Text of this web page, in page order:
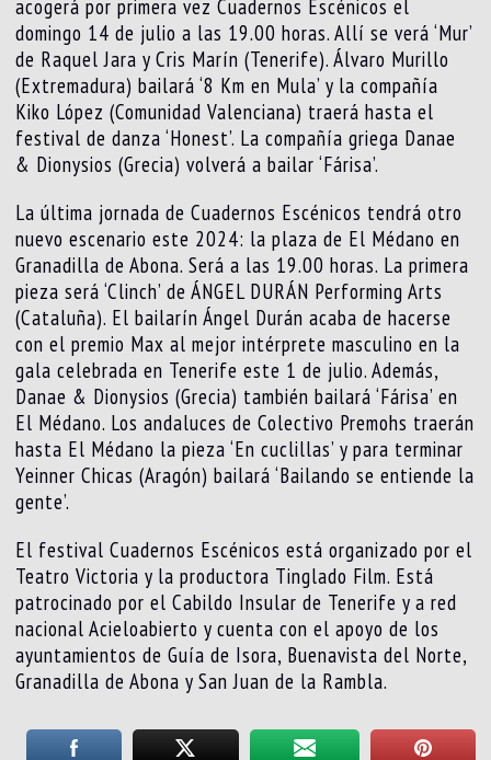
acogerá por primera vez Cuadernos Escénicos el
domingo 14 de julio a las 19.00 horas. Allí se verá ‘Mur’
de Raquel Jara y Cris Marín (Tenerife). Álvaro Murillo
(Extremadura) bailará ‘8 Km en Mula’ y la compañía
Kiko López (Comunidad Valenciana) traerá hasta el
festival de danza ‘Honest’. La compañía griega Danae
& Dionysios (Grecia) volverá a bailar ‘Fárisa’.
La última jornada de Cuadernos Escénicos tendrá otro
nuevo escenario este 2024: la plaza de El Médano en
Granadilla de Abona. Será a las 19.00 horas. La primera
pieza será ‘Clinch’ de ÁNGEL DURÁN Performing Arts
(Cataluña). El bailarín Ángel Durán acaba de hacerse
con el premio Max al mejor intérprete masculino en la
gala celebrada en Tenerife este 1 de julio. Además,
Danae & Dionysios (Grecia) también bailará ‘Fárisa’ en
El Médano. Los andaluces de Colectivo Premohs traerán
hasta El Médano la pieza ‘En cuclillas’ y para terminar
Yeinner Chicas (Aragón) bailará ‘Bailando se entiende la
gente’.
El festival Cuadernos Escénicos está organizado por el
Teatro Victoria y la productora Tinglado Film. Está
patrocinado por el Cabildo Insular de Tenerife y a red
nacional Acieloabierto y cuenta con el apoyo de los
ayuntamientos de Guía de Isora, Buenavista del Norte,
Granadilla de Abona y San Juan de la Rambla.